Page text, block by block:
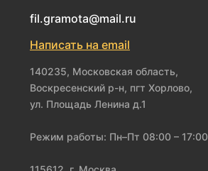
fil.gramota@mail.ru
Написать на email
140235, Московская область,
Воскресенский р-н, пгт Хорлово,
ул. Площадь Ленина д.1
Режим работы: Пн–Пт 08:00 – 17:00